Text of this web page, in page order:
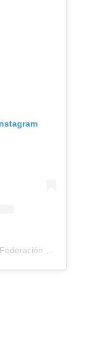
Una publicación compartida de Federación Montañismo Tenerife (@federacion_montanismo_tenerife)